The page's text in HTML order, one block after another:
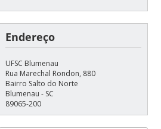
Endereço
UFSC Blumenau
Rua Marechal Rondon, 880
Bairro Salto do Norte
Blumenau - SC
89065-200